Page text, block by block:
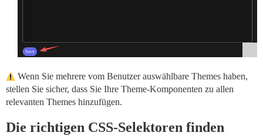
Wenn Sie mehrere vom Benutzer auswählbare Themes haben,
stellen Sie sicher, dass Sie Ihre Theme-Komponenten zu allen
relevanten Themes hinzufügen.
Die richtigen CSS-Selektoren finden